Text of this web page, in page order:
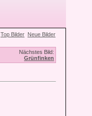
Top Bilder Neue Bilder
Nächstes Bild:
Grünfinken